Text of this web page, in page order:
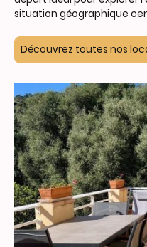
situation géographique
Découvrez toutes nos